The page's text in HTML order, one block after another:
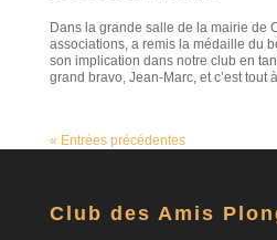
Dans la grande salle de la mairie de
associations, a remis la médaille du
son implication dans notre club en
grand bravo, Jean-Marc, et c’est tout
« Entrées précédentes
Club des Amis